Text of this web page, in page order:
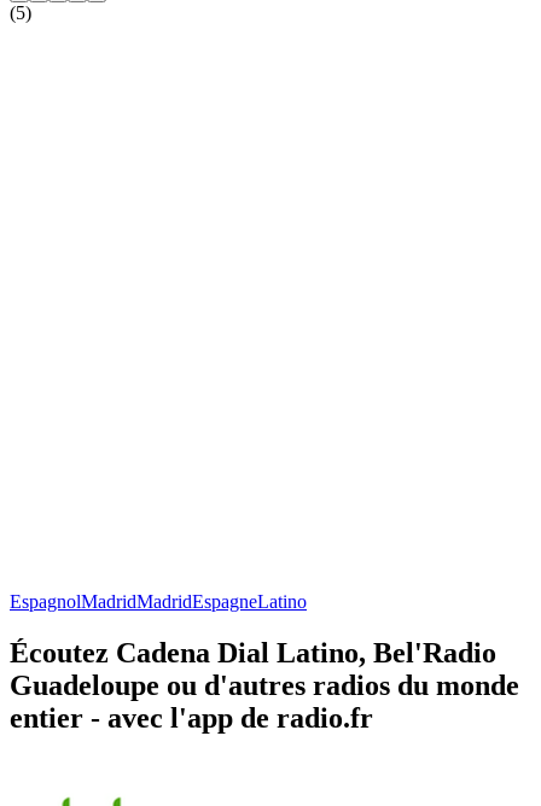
(5)
EspagnolMadridMadridEspagneLatino
Écoutez Cadena Dial Latino, Bel'Radio
Guadeloupe ou d'autres radios du monde
entier - avec l'app de radio.fr